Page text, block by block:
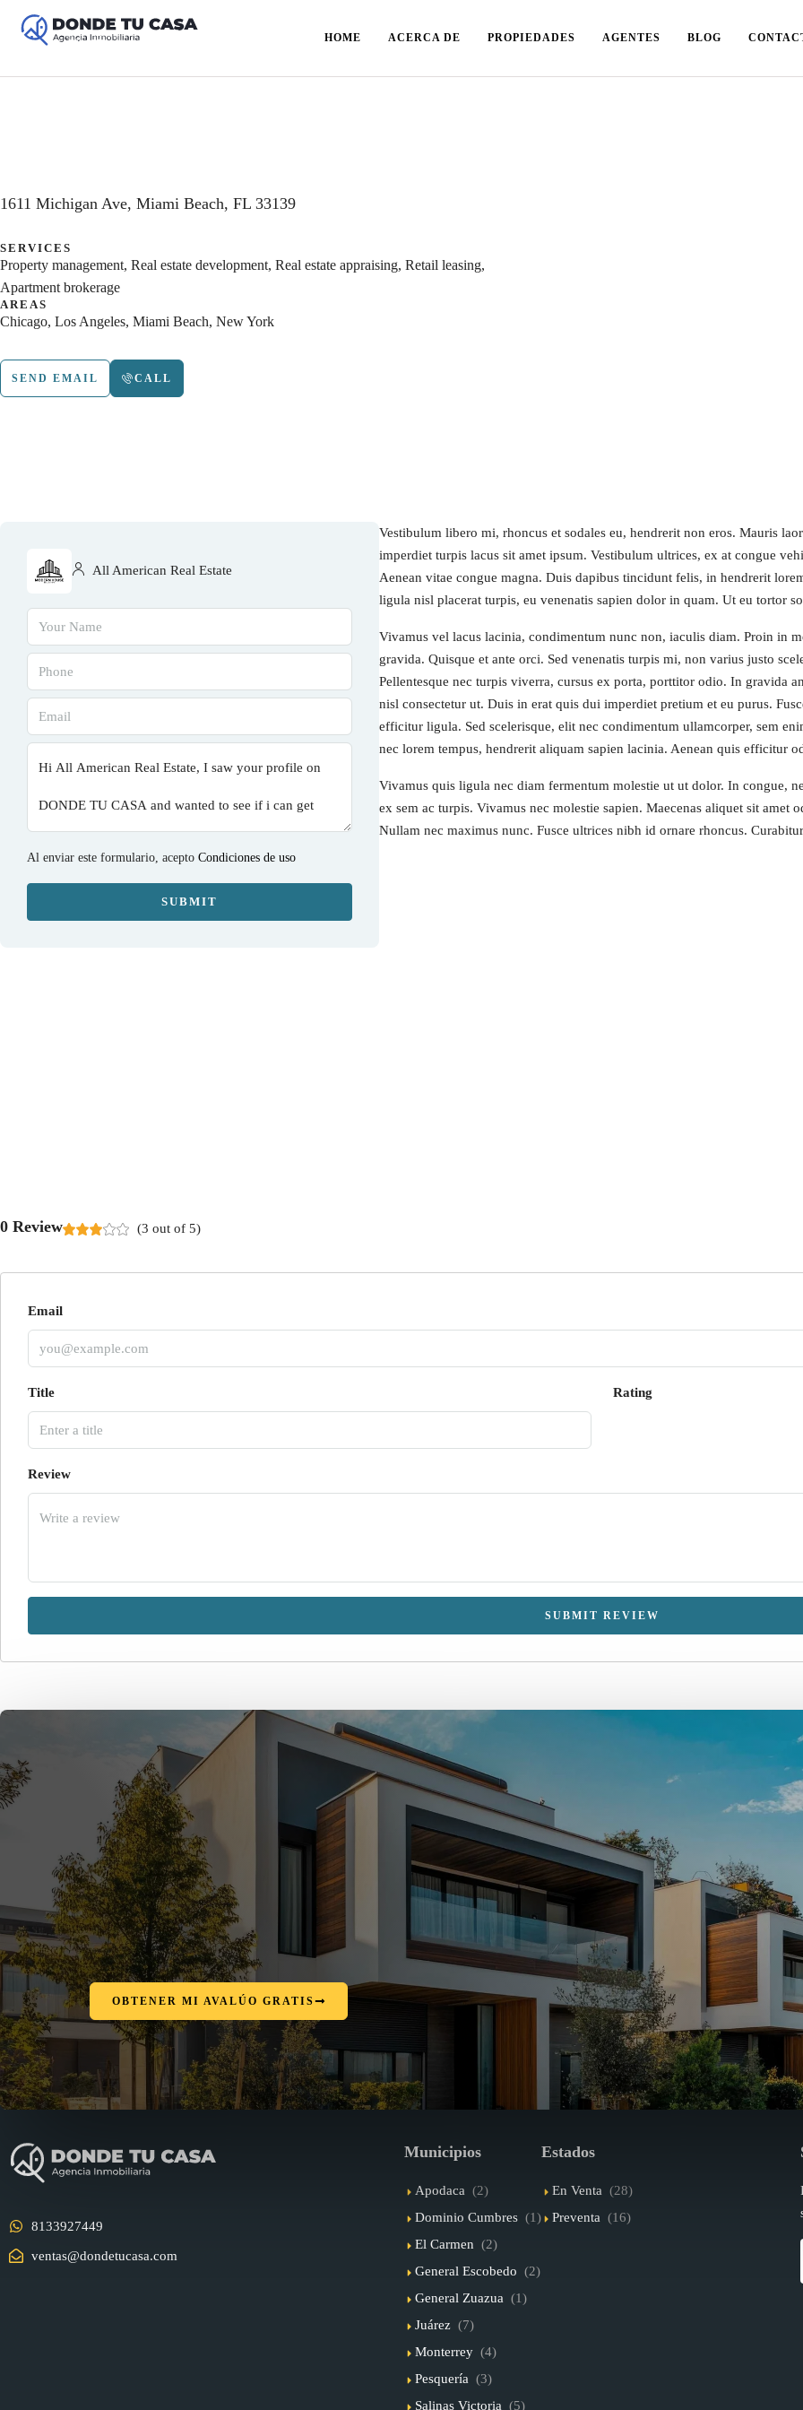
HOME ACERCA DE PROPIEDADES AGENTES BLOG
1611 Michigan Ave, Miami Beach, FL 33139
SERVICES
Property management, Real estate development, Real estate appraising, Retail leasing,
Apartment brokerage
AREAS
Chicago, Los Angeles, Miami Beach, New York
SEND EMAIL CALL
All American Real Estate
Al enviar este formulario, acepto Condiciones de uso
SUBMIT
Vestibulum libero mi, rhoncus et sodales eu, hendrerit non eros. Mauris
imperdiet turpis lacus sit amet ipsum. Vestibulum ultrices, ex at congue
Aenean vitae congue magna. Duis dapibus tincidunt felis, in hendrerit
ligula nisl placerat turpis, eu venenatis sapien dolor in quam. Ut eu tortor
Vivamus vel lacus lacinia, condimentum nunc non, iaculis diam. Proin in
gravida. Quisque et ante orci. Sed venenatis turpis mi, non varius justo
Pellentesque nec turpis viverra, cursus ex porta, porttitor odio. In gravida
nisl consectetur ut. Duis in erat quis dui imperdiet pretium et eu purus.
efficitur ligula. Sed scelerisque, elit nec condimentum ullamcorper, sem
nec lorem tempus, hendrerit aliquam sapien lacinia. Aenean quis efficitur
Vivamus quis ligula nec diam fermentum molestie ut ut dolor. In congue,
ex sem ac turpis. Vivamus nec molestie sapien. Maecenas aliquet sit amet
Nullam nec maximus nunc. Fusce ultrices nibh id ornare rhoncus.
0 Review (3 out of 5)
Email
Title Rating
Review
SUBMIT REVIEW
OBTENER MI AVALÚO GRATIS
8133927449
ventas@dondetucasa.com
Municipios
Apodaca (2)
Dominio Cumbres (1)
El Carmen (2)
General Escobedo (2)
General Zuazua (1)
Juárez (7)
Monterrey (4)
Pesquería (3)
Salinas Victoria (5)
Estados
En Venta (28)
Preventa (16)